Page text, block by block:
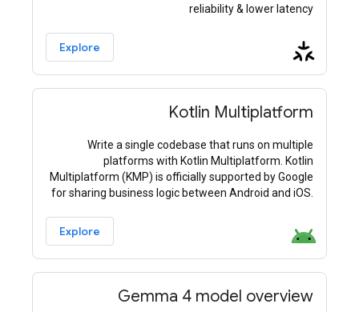
reliability & lower latency
Explore
Kotlin Multiplatform
Write a single codebase that runs on multiple
platforms with Kotlin Multiplatform. Kotlin
Multiplatform (KMP) is officially supported by Google
for sharing business logic between Android and iOS.
Explore
Gemma 4 model overview